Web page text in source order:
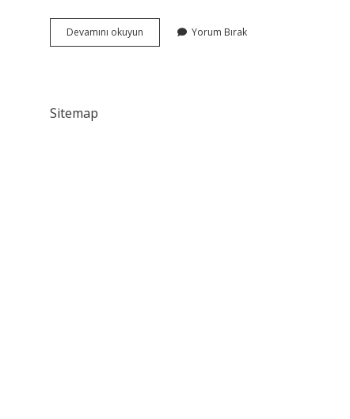
Devamını okuyun
Akdeniz
Yorum Bırak
Sitemap